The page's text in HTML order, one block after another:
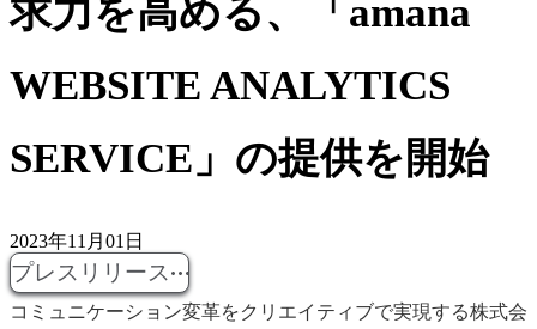
求力を高める、「amana
WEBSITE ANALYTICS
SERVICE」の提供を開始
2023年11月01日
プレスリリース
コミュニケーション変革をクリエイティブで実現する株式会